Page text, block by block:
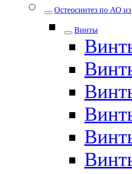
Остеосинтез по АО из
Винты